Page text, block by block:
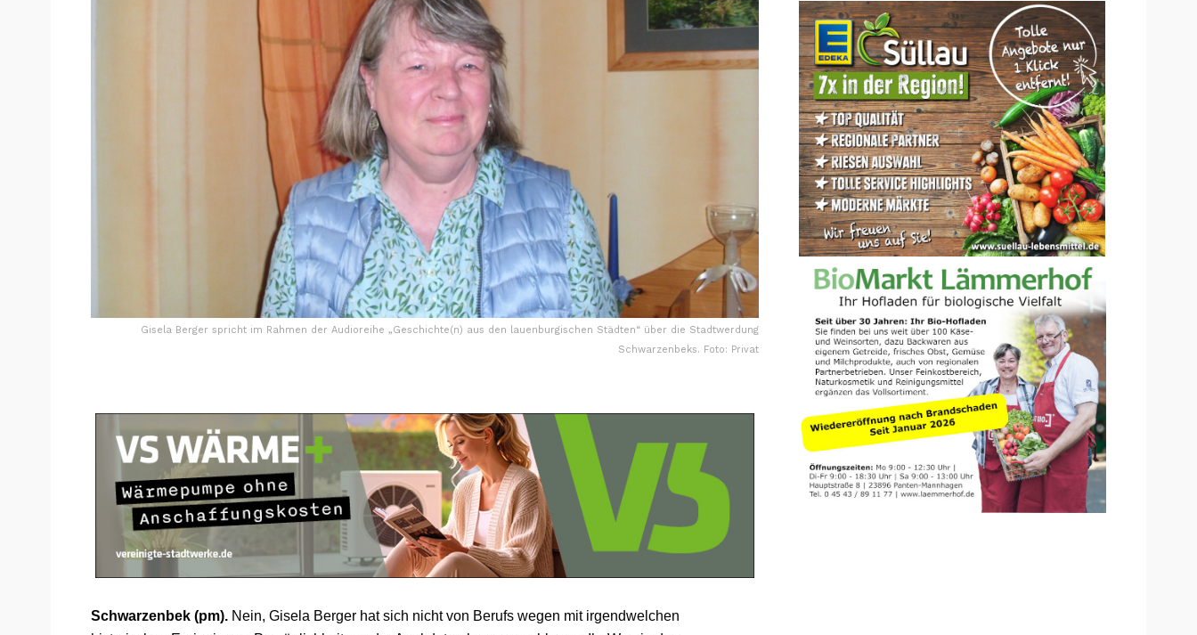
Gisela Berger spricht im Rahmen der Audioreihe „Geschichte(n) aus den lauenburgischen Städten“ über die Stadtwerdung
Schwarzenbeks. Foto: Privat
Schwarzenbek (pm). Nein, Gisela Berger hat sich nicht von Berufs wegen mit irgendwelchen